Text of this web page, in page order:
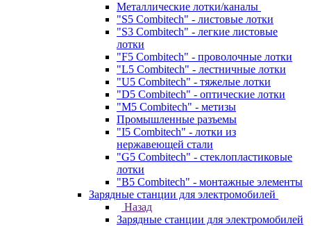
Металлические лотки/каналы
"S5 Combitech" - листовые лотки
"S3 Combitech" - легкие листовые
лотки
"F5 Combitech" - проволочные лотки
"L5 Combitech" - лестничные лотки
"U5 Combitech" - тяжелые лотки
"D5 Combitech" - оптические лотки
"M5 Combitech" - метизы
Промышленные разъемы
"I5 Combitech" - лотки из
нержавеющей стали
"G5 Combitech" - стеклопластиковые
лотки
"B5 Combitech" - монтажные элементы
Зарядные станции для электромобилей
Назад
Зарядные станции для электромобилей